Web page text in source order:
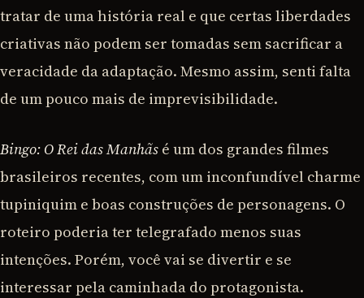
tratar de uma história real e que certas liberdades
criativas não podem ser tomadas sem sacrificar a
veracidade da adaptação. Mesmo assim, senti falta
de um pouco mais de imprevisibilidade.
Bingo: O Rei das Manhãs é um dos grandes filmes
brasileiros recentes, com um inconfundível charme
tupiniquim e boas construções de personagens. O
roteiro poderia ter telegrafado menos suas
intenções. Porém, você vai se divertir e se
interessar pela caminhada do protagonista.